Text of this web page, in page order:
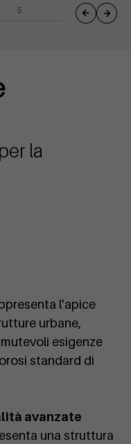
la
l'apice
urbane,
esigenze
standard di
avanzate
una struttura